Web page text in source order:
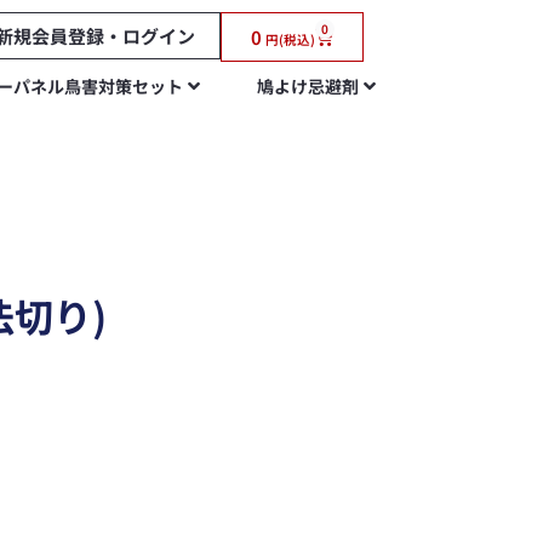
規会員登録・ログイン 0 円(税込)
0
パネル鳥害対策セット 鳩よけ忌避剤
切り)